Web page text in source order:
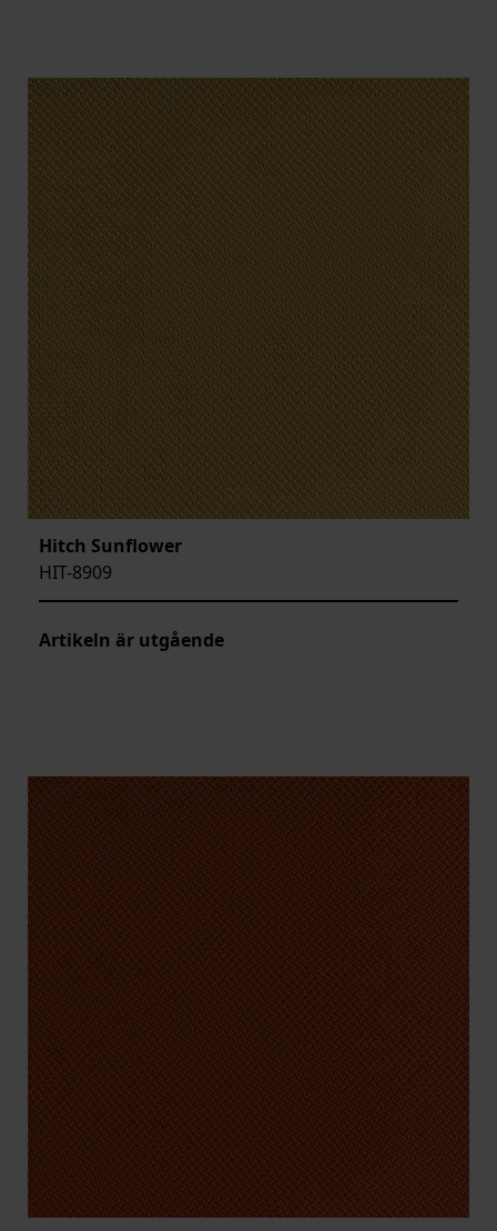
Hitch Sunflower
HIT-8909
Artikeln är utgående